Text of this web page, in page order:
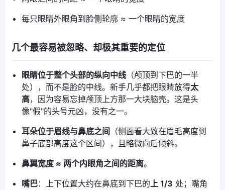
每只眼睛外眼角到脸侧轮廓 ≈ 一个眼睛的宽度
几个最容易被忽略、却极其重要的定位
眼睛位于整个头部的纵向中线 （颅顶到下巴的一半
处），而不是脸的中线。新手几乎都把眼睛放得太
高，因为容易忘掉颅顶上方那一大块脑壳。这是头
像"假"的头号元凶，没有之一。
耳朵位于眉线与鼻底之间 （侧面看大致在眉毛高度到
鼻子底部高度这个区间），且略微向后倾斜。
鼻翼宽度 ≈ 两个内眼角之间的距离。
嘴巴：上下位置大约在鼻底到下巴的上 1/3 处；嘴角